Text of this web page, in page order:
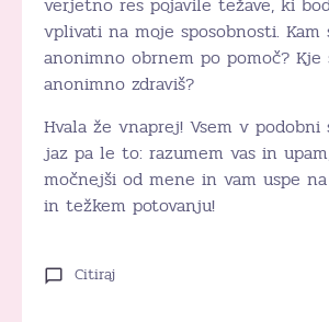
vplivati na moje sposobnosti. Kam
anonimno obrnem po pomoč? Kje
anonimno zdraviš?
Hvala že vnaprej! Vsem v
jaz pa le to: razumem vas in
močnejši od mene in vam uspe
in težkem potovanju!
Citiraj